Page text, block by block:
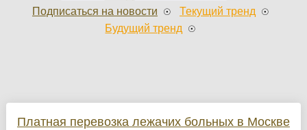
Подписаться на новости
Текущий тренд
Будущий тренд
Платная перевозка лежачих больных в Москве